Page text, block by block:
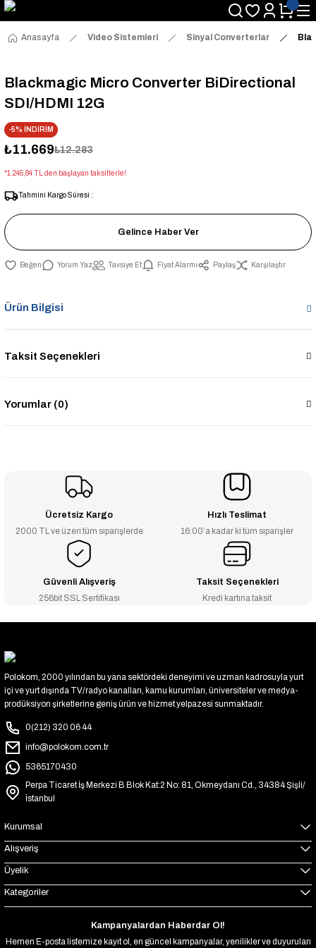
Anasayfa Video Sistemleri Sinyal Converterlar
Blackmagic Micro Converter BiDirectional
SDI/HDMI 12G
-5% İNDİRİM
₺11.669₺12.283
*1.245,84 TL den başlayan taksitlerle!
Tahmini Kargo Süresi :
Gelince Haber Ver
Yorum Yaz Tavsiye Et Fiyat Alarmı Paylaş Karşılaştır
Ürün Bilgisi
Taksit Seçenekleri
Yorumlar (0)
Ücretsiz Kargo
2000 TL ve üzeri tüm siparişlerde
Hızlı Teslimat
16:00’a kadar ki tüm siparişler
Güvenli Alışveriş
256bit SSL Sertifikası
Taksit Seçenekleri
Kredi kartına taksit
Polokom, 2000 yılından bu yana sektördeki deneyimi ve uzman kadrosuyla yurt
içi ve yurt dışında TV/radyo kanalları, kamu kurumları, üniversiteler ve medya-
prodüksiyon şirketlerine geniş ürün ve hizmet yelpazesi sunmaktadır.
0(212) 320 06 44
info@polokom.com.tr
5365170430
Perpa Ticaret İş Merkezi B Blok Kat:2 No: 81, Okmeydanı Cd., 34384 Şişli/
İstanbul
Kurumsal
Alışveriş
Üyelik
Kategoriler
Kampanyalardan Haberdar Ol!
Hemen E-posta listemize kayıt ol, en güncel kampanyalar, yenilikler ve duyuruları